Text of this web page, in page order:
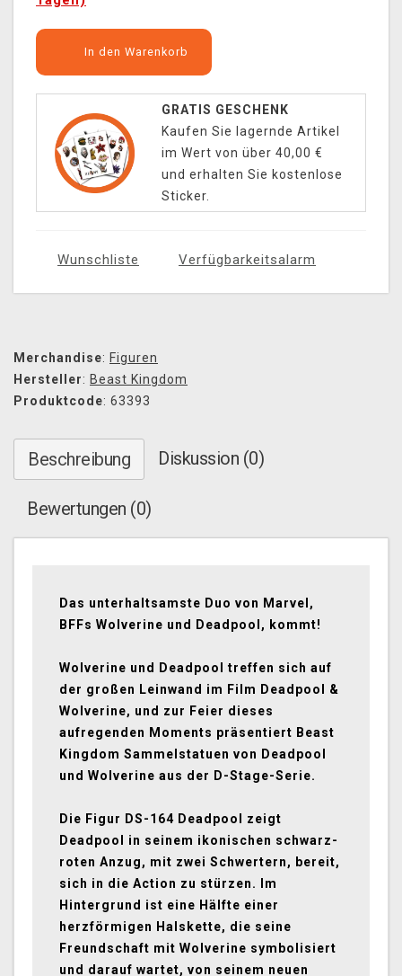
In den Warenkorb
GRATIS GESCHENK
Kaufen Sie lagernde Artikel
im Wert von über 40,00 €
und erhalten Sie kostenlose
Sticker.
Wunschliste Verfügbarkeitsalarm
Merchandise: Figuren
Hersteller: Beast Kingdom
Produktcode: 63393
Beschreibung Diskussion (0)
Bewertungen (0)
Das unterhaltsamste Duo von Marvel,
BFFs Wolverine und Deadpool, kommt!
Wolverine und Deadpool treffen sich auf
der großen Leinwand im Film Deadpool &
Wolverine, und zur Feier dieses
aufregenden Moments präsentiert Beast
Kingdom Sammelstatuen von Deadpool
und Wolverine aus der D-Stage-Serie.
Die Figur DS-164 Deadpool zeigt
Deadpool in seinem ikonischen schwarz-
roten Anzug, mit zwei Schwertern, bereit,
sich in die Action zu stürzen. Im
Hintergrund ist eine Hälfte einer
herzförmigen Halskette, die seine
Freundschaft mit Wolverine symbolisiert
und darauf wartet, von seinem neuen